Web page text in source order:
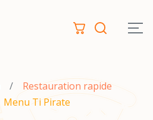
Restauration rapide
Menu Ti Pirate